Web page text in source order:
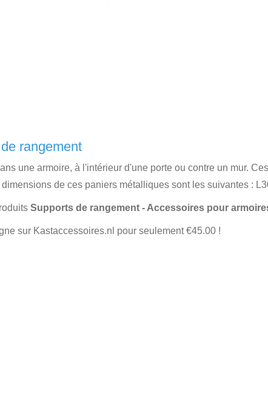
rangement
une armoire, à l'intérieur d'une porte ou contre un mur.
de ces paniers métalliques sont les suivantes :
Supports de rangement - Accessoires pour
sur Kastaccessoires.nl pour seulement €45.00 !